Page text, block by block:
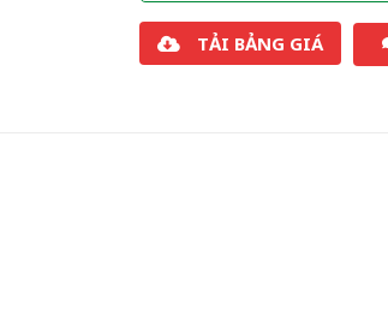
TẢI BẢNG GIÁ